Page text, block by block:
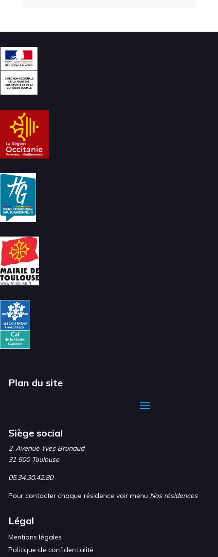
Plan du site
Siège social
2, Avenue Yves Brunaud
31 500 Toulouse
05.34.30.42.80
Pour contacter chaque résidence voir menu Nos résidences
Légal
Mentions légales
Politique de confidentialité